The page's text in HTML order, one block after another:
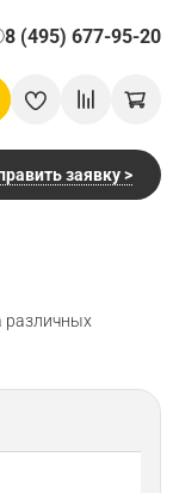
8 (495) 677-95-20
заявку >
различных